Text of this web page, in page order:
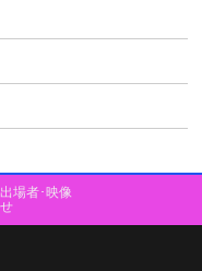
出場者･映像